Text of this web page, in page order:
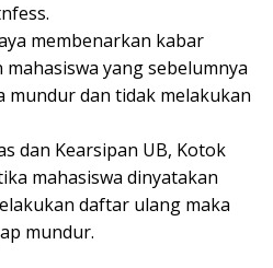
membenarkan kabar
yang sebelumnya
mundur dan tidak melakukan
dan Kearsipan UB, Kotok
mahasiswa dinyatakan
daftar ulang maka
mundur.